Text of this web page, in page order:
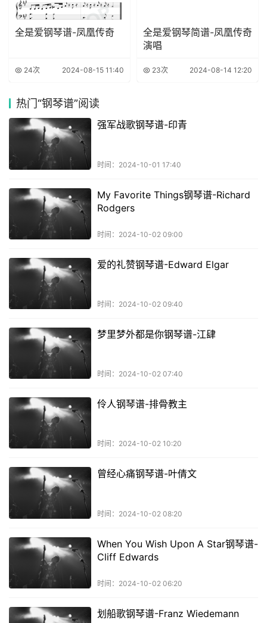
全是爱钢琴谱-凤凰传奇
24次 2024-08-15 11:40
全是爱钢琴简谱-凤凰传奇
演唱
23次 2024-08-14 12:20
热门“钢琴谱”阅读
强军战歌钢琴谱-印青
时间：2024-10-01 17:40
My Favorite Things钢琴谱-Richard
Rodgers
时间：2024-10-02 09:00
爱的礼赞钢琴谱-Edward Elgar
时间：2024-10-02 09:40
梦里梦外都是你钢琴谱-江肆
时间：2024-10-02 07:40
伶人钢琴谱-排骨教主
时间：2024-10-02 10:20
曾经心痛钢琴谱-叶倩文
时间：2024-10-02 08:20
When You Wish Upon A Star钢琴谱-
Cliff Edwards
时间：2024-10-02 06:20
划船歌钢琴谱-Franz Wiedemann